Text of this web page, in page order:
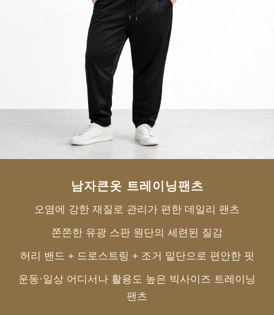
페이코 ID로 페
PAYCO 바로구매
남자큰옷 트레이닝팬츠
오염에 강한 재질로 관리가 편한 데일리 팬츠
쫀쫀한 유광 스판 원단의 세련된 질감
허리 밴드 + 드로스트링 + 조거 밑단으로 편안한 핏
운동·일상 어디서나 활용도 높은 빅사이즈 트레이닝
팬츠